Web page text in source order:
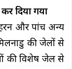
दिया गया
और पांच अन्य
की जेलों से
की विशेष जेल से